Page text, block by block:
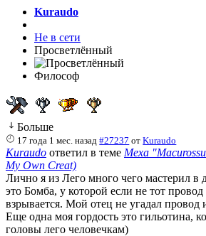
Kuraudo
Не в сети
Просветлённый
Философ
Больше
17 года 1 мес. назад #27237 отKuraudo
Kuraudo ответил в теме Меха
My Own Creat)
Лично я из Лего много чего мастерил в
это Бомба, у которой если не тот
взрывается. Мой отец не угадал провод
Еще одна моя гордость это гильотина,
головы лего человечкам)